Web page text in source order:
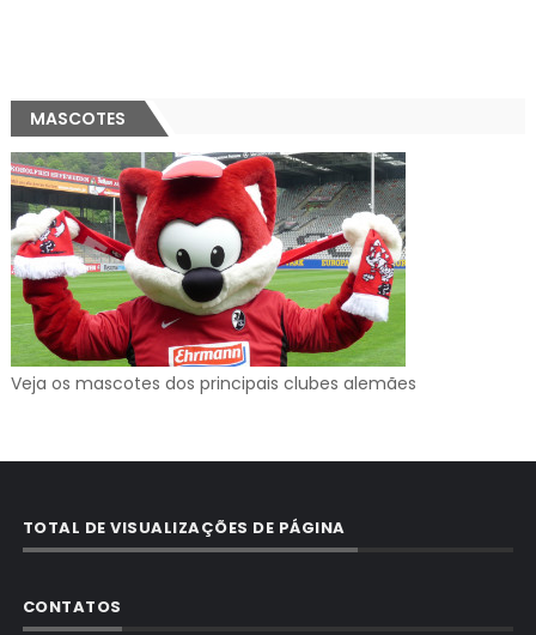
MASCOTES
Veja os mascotes dos principais clubes alemães
TOTAL DE VISUALIZAÇÕES DE PÁGINA
CONTATOS